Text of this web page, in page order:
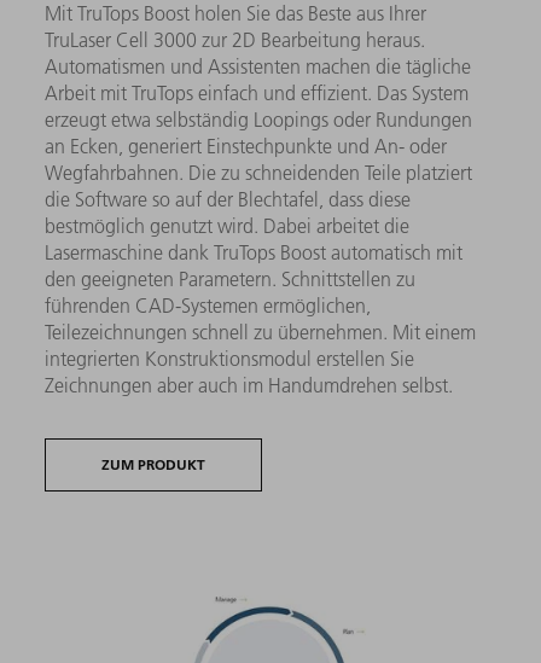
Mit TruTops Boost holen Sie das Beste aus Ihrer
TruLaser Cell 3000 zur 2D Bearbeitung heraus.
Automatismen und Assistenten machen die tägliche
Arbeit mit TruTops einfach und effizient. Das System
erzeugt etwa selbständig Loopings oder Rundungen
an Ecken, generiert Einstechpunkte und An- oder
Wegfahrbahnen. Die zu schneidenden Teile platziert
die Software so auf der Blechtafel, dass diese
bestmöglich genutzt wird. Dabei arbeitet die
Lasermaschine dank TruTops Boost automatisch mit
den geeigneten Parametern. Schnittstellen zu
führenden CAD-Systemen ermöglichen,
Teilezeichnungen schnell zu übernehmen. Mit einem
integrierten Konstruktionsmodul erstellen Sie
Zeichnungen aber auch im Handumdrehen selbst.
ZUM PRODUKT